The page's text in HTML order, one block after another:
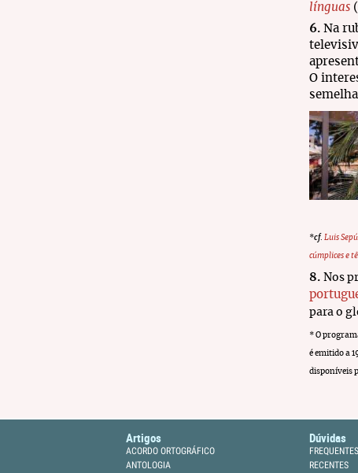
línguas
6. Na
O
*cf. Luis
cúmplices e
8. Nos
para o
* O
é emitido a
disponíveis
Artigos
ACORDO ORTOGRÁFICO
ANTOLOGIA
Dúvidas
FREQUENTES
RECENTES